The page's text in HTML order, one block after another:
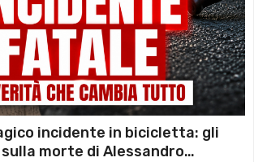
incidente in bicicletta: gli
morte di Alessandro